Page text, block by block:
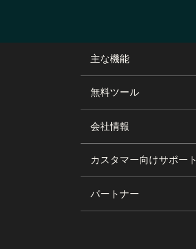
主な機能
無料ツール
会社情報
カスタマー向けサポート
パートナー